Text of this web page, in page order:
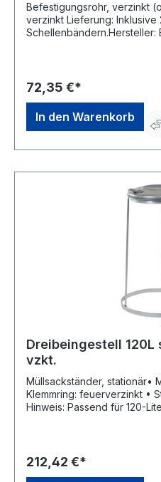
Befestigungsrohr, verzinkt (o. Abb.)•
verzinkt Lieferung: Inklusive 2
Schellenbändern.Hersteller:
72,35 €*
In den Warenkorb
Dreibeingestell
vzkt.
Müllsackständer, stationär•
Klemmring: feuerverzinkt • Stahldeckel • Stapelbar
Hinweis: Passend für 120-
212,42 €*